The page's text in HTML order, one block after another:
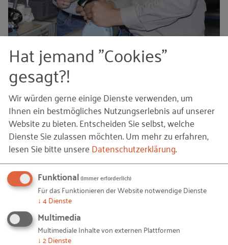
Jörg Naffin (links) und Geschäftsführer Wassim Saeidi
In Ihrem Leitbild steht der Mensch im Mittelpunkt.
Wie wirkt sich das auf die Arbeitsorganisation aus?
Der Technikeinsatz dient nicht nur Effizienzzielen.
Wir wollen unseren Mitarbeiterinnen und
Mitarbeitern einen attraktiven und zukunftsfähigen
Arbeitsplatz bieten. Zum Beispiel mit der
Entwicklung unserer
anderem die Produktionsdaten für das Team einer
Montagelinie über Smartphone oder Tablet
bereitstellt. Weitere Anwendungen, wie
beispielsweise das Einreichen von
Verbesserungsvorschlägen, sind ebenfalls einfach
Hat jemand "Cookies"
gesagt?!
Wir würden gerne einige Dienste verwenden, um
Ihnen ein bestmögliches Nutzungserlebnis auf unserer
Website zu bieten. Entscheiden Sie selbst, welche
Dienste Sie zulassen möchten.Um mehr zu erfahren,
lesen Sie bitte unsereDatenschutzerklärung.
Funktional(immer erforderlich)
Für das Funktionieren der Website notwendige Dienste
↓ 4Dienste
Multimedia
Multimediale Inhalte von externen Plattformen
↓ 2Dienste